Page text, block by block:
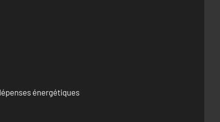
énergétiques